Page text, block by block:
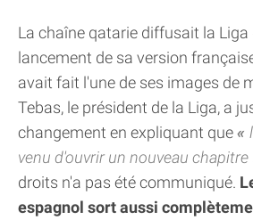
La chaîne qatarie diffusait la Liga
lancement de sa version
avait fait l'une de ses images de
Tebas, le président de la Liga, a
changement en expliquant que
venu d'ouvrir un nouveau chapitre
droits n'a pas été communiqué.
espagnol sort aussi